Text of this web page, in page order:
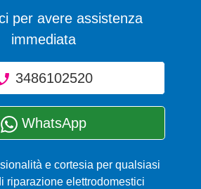
per avere assistenza
immediata
3486102520
WhatsApp
e cortesia per qualsiasi
riparazione elettrodomestici